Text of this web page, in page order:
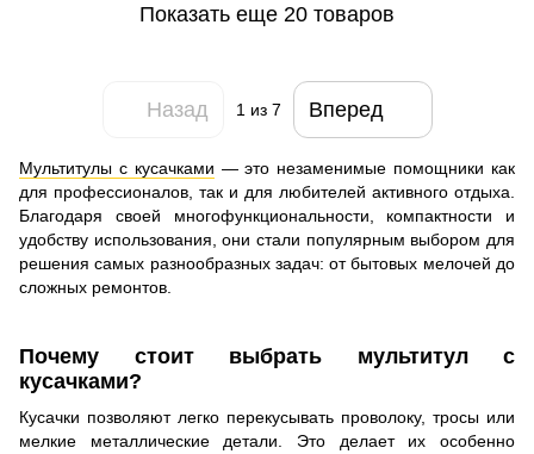
Показать еще 20 товаров
Назад 1 из 7 Вперед
Мультитулы с кусачками — это незаменимые помощники как
для профессионалов, так и для любителей активного отдыха.
Благодаря своей многофункциональности, компактности и
удобству использования, они стали популярным выбором для
решения самых разнообразных задач: от бытовых мелочей до
сложных ремонтов.
Почему стоит выбрать мультитул с
кусачками?
Кусачки позволяют легко перекусывать проволоку, тросы или
мелкие металлические детали. Это делает их особенно